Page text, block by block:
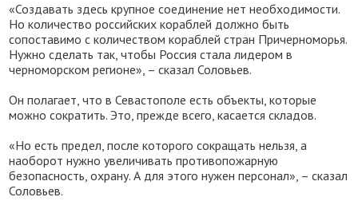
«Создавать здесь крупное соединение нет необходимости.
Но количество российских кораблей должно быть
сопоставимо с количеством кораблей стран Причерноморья.
Нужно сделать так, чтобы Россия стала лидером в
черноморском регионе», – сказал Соловьев.
Он полагает, что в Севастополе есть объекты, которые
можно сократить. Это, прежде всего, касается складов.
«Но есть предел, после которого сокращать нельзя, а
наоборот нужно увеличивать противопожарную
безопасность, охрану. А для этого нужен персонал», – сказал
Соловьев.